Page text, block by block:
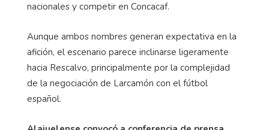
nacionales y competir en Concacaf.
Aunque ambos nombres generan expectativa en la
afición, el escenario parece inclinarse ligeramente
hacia Rescalvo, principalmente por la complejidad
de la negociación de Larcamón con el fútbol
español.